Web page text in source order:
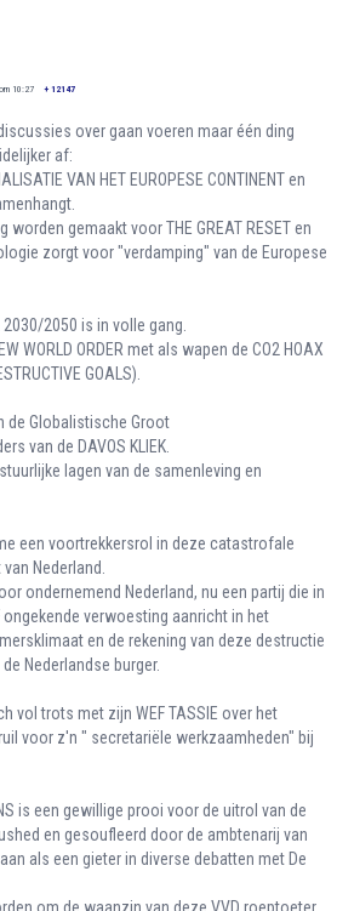
10:27 + 12147
over gaan voeren maar één ding
af:
VAN HET EUROPESE CONTINENT en
worden gemaakt voor THE GREAT RESET en
zorgt voor "verdamping" van de Europese
2030/2050 is in volle gang.
WORLD ORDER met als wapen de CO2 HOAX
GOALS).
de Globalistische Groot
van de DAVOS KLIEK.
lagen van de samenleving en
een voortrekkersrol in deze catastrofale
Nederland.
ondernemend Nederland, nu een partij die in
ongekende verwoesting aanricht in het
en de rekening van deze destructie
Nederlandse burger.
vol trots met zijn WEF TASSIE over het
voor z'n " secretariële werkzaamheden" bij
is een gewillige prooi voor de uitrol van de
en gesoufleerd door de ambtenarij van
als een gieter in diverse debatten met De